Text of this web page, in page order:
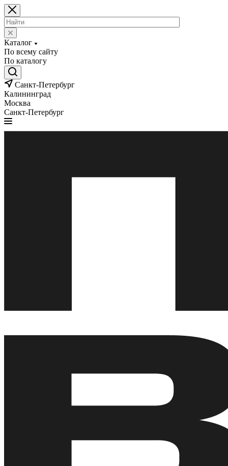
Каталог
По всему сайту
По каталогу
Санкт-Петербург
Калининград
Москва
Санкт-Петербург